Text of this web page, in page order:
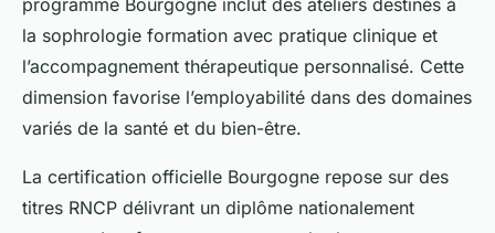
programme Bourgogne inclut des ateliers destinés à
la sophrologie formation avec pratique clinique et
l’accompagnement thérapeutique personnalisé. Cette
dimension favorise l’employabilité dans des domaines
variés de la santé et du bien-être.
La certification officielle Bourgogne repose sur des
titres RNCP délivrant un diplôme nationalement